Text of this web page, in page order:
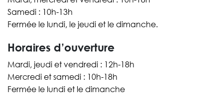
Samedi : 10h-13h
Fermée le lundi, le jeudi et le dimanche.
Horaires d’ouverture
Mardi, jeudi et vendredi : 12h-18h
Mercredi et samedi : 10h-18h
Fermée le lundi et le dimanche